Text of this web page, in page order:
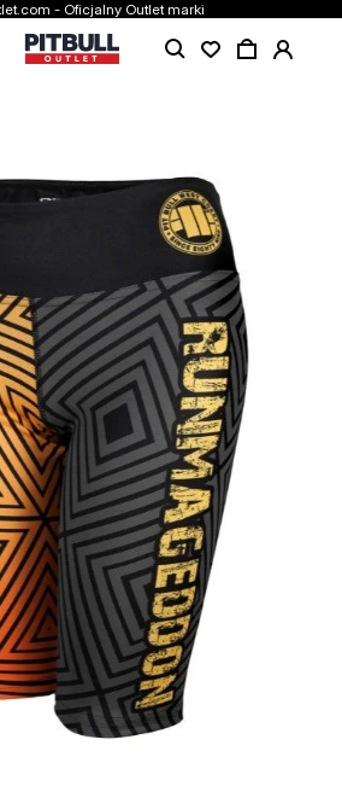
- Oficjalny Outlet marki